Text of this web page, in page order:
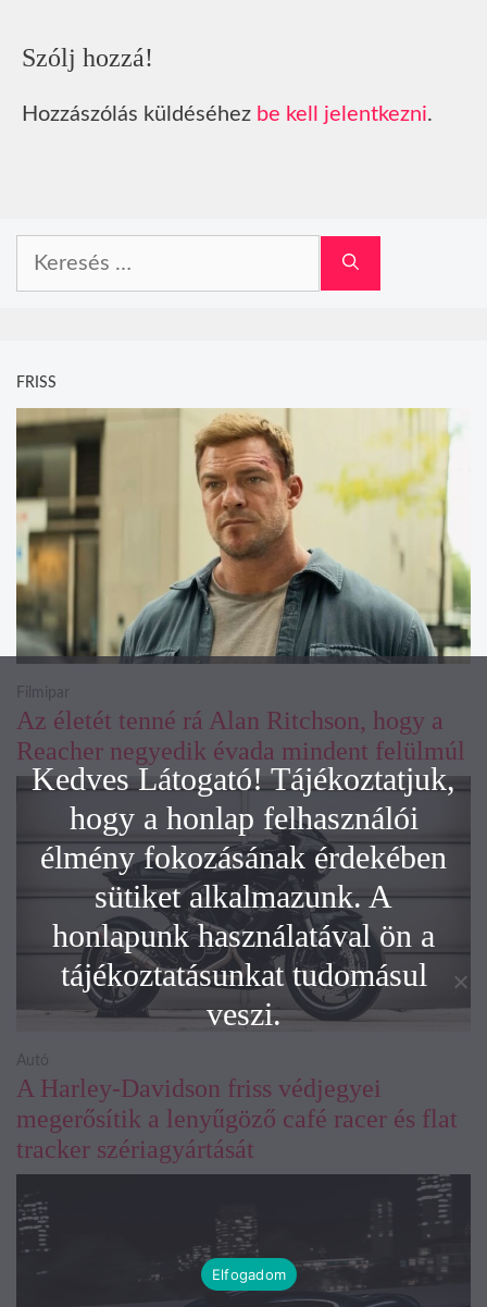
Szólj hozzá!
Hozzászólás küldéséhez be kell jelentkezni.
FRISS
Az életét tenné rá Alan Ritchson, hogy a
Reacher negyedik évada mindent felülmúl
Filmipar
A Harley-Davidson friss védjegyei
megerősítik a lenyűgöző café racer és flat
tracker szériagyártását
Autó
Kedves Látogató! Tájékoztatjuk,
hogy a honlap felhasználói
élmény fokozásának érdekében
sütiket alkalmazunk. A
honlapunk használatával ön a
tájékoztatásunkat tudomásul
veszi.
Elfogadom